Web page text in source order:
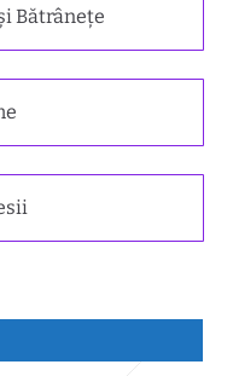
Bătrânețe